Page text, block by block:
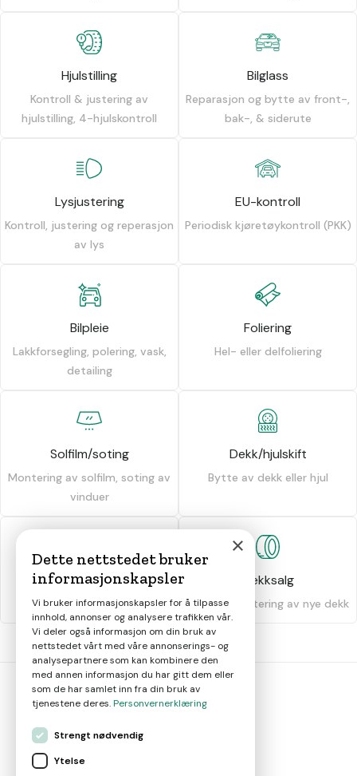
Hjulstilling
Kontroll & justering av
hjulstilling, 4-hjulskontroll
Bilglass
Reparasjon og bytte av front-,
bak-, & siderute
Lysjustering
Kontroll, justering og reperasjon
av lys
EU-kontroll
Periodisk kjøretøykontroll (PKK)
Bilpleie
Lakkforsegling, polering, vask,
detailing
Foliering
Hel- eller delfoliering
Solfilm/soting
Montering av solfilm, soting av
vinduer
Dekk/hjulskift
Bytte av dekk eller hjul
Dekkhotell
Oppbevaring av dekk
Dekksalg
Salg og montering av nye dekk
smart
×
Dette nettstedet bruker
informasjonskapsler
Vi bruker informasjonskapsler for å tilpasse
innhold, annonser og analysere trafikken vår.
Vi deler også informasjon om din bruk av
nettstedet vårt med våre annonserings- og
analysepartnere som kan kombinere den
med annen informasjon du har gitt dem eller
som de har samlet inn fra din bruk av
tjenestene deres.Personvernerklæring
Strengt nødvendig
Ytelse